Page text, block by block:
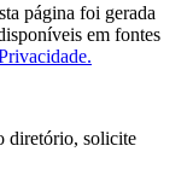
página foi gerada
em fontes
diretório, solicite